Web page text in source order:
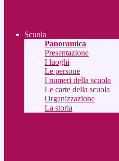
Scuola
Panoramica
Presentazione
I luoghi
Le persone
I numeri della scuola
Le carte della scuola
Organizzazione
La storia